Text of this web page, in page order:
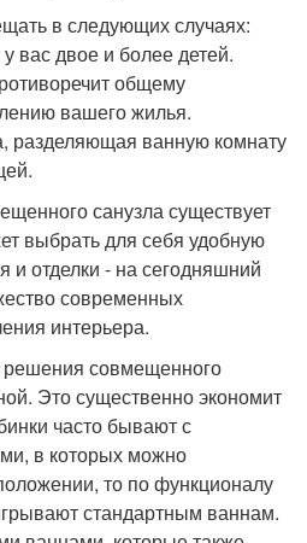
в следующих случаях:
вас двое и более детей.
общему
вашего жилья.
разделяющая ванную комнату
санузла существует
выбрать для себя удобную
и отделки - на сегодняшний
современных
интерьера.
совмещенного
Это существенно экономит
часто бывают с
в которых можно
то по функционалу
стандартным ваннам.